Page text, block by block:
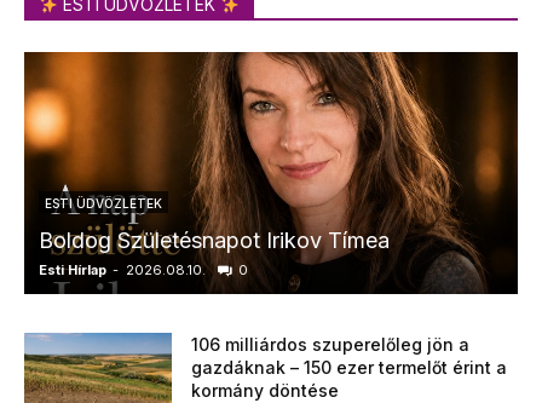
ESTI ÜDVÖZLETEK
ESTI ÜDVÖZLETEK
Boldog Születésnapot Irikov Tímea
Esti Hírlap - 2026.08.10. 0
106 milliárdos szuperelőleg jön a
gazdáknak – 150 ezer termelőt érint a
kormány döntése